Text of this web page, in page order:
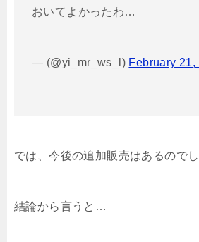
おいてよかったわ…
— (@yi_mr_ws_l) February 21,
では、今後の追加販売はあるので
結論から言うと…